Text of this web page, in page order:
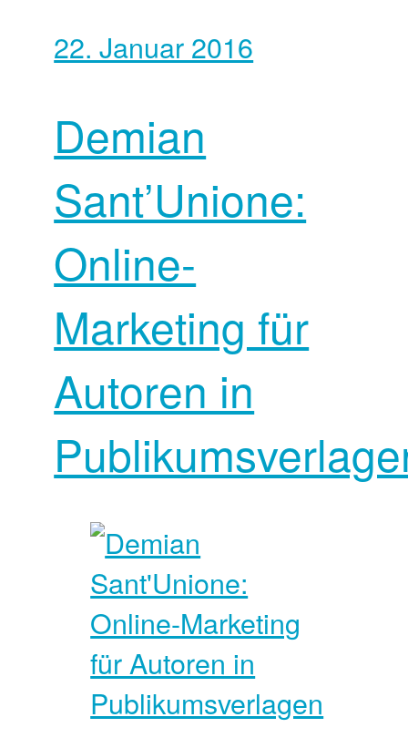
22. Januar 2016
Demian
Sant’Unione:
Online-
Marketing für
Autoren in